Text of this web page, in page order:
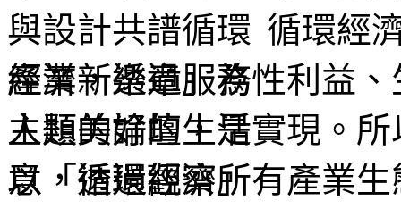
循環經
產業，透過服務性利益
人類美好的生活實現。
意，透過觀察所有產業